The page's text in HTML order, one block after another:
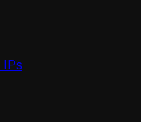
IPs